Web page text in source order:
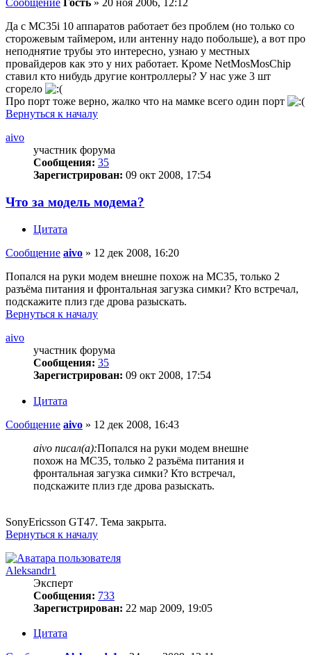
Сообщение Гость » 20 ноя 2006, 12:12
Да с MC35i 10 аппаратов работает без проблем (но только со
сторожевым таймером, или антенну надо побольше), а вот про
неподнятие трубы это интересно, узнаю у местных
провайдеров как это у них работает. Кроме NetMosMosChip
ставил кто нибудь другие контроллеры? У нас уже 3 шт
сгорело
Про порт тоже верно, жалко что на мамке всего один порт
Вернуться к началу
aivo
участник форума
Сообщения: 35
Зарегистрирован: 09 окт 2008, 17:54
Что за модель модема?
Цитата
Сообщение aivo » 12 дек 2008, 16:20
Попался на руки модем внешне похож на МС35, только 2
разъёма питания и фронтальная загузка симки? Кто встречал,
подскажите плиз где дрова разыскать.
Вернуться к началу
aivo
участник форума
Сообщения: 35
Зарегистрирован: 09 окт 2008, 17:54
Цитата
Сообщение aivo » 12 дек 2008, 16:43
aivo писал(а):Попался на руки модем внешне
похож на МС35, только 2 разъёма питания и
фронтальная загузка симки? Кто встречал,
подскажите плиз где дрова разыскать.
SonyEricsson GT47. Тема закрыта.
Вернуться к началу
Aleksandr1
Эксперт
Сообщения: 733
Зарегистрирован: 22 мар 2009, 19:05
Цитата